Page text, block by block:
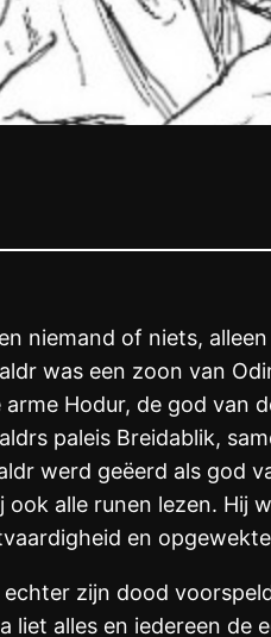
niemand of niets,
was een zoon van
Hodur, de god van
paleis Breidablik,
werd geëerd als god
alle runen lezen. Hij
en
zijn dood
liet alles en iedereen de